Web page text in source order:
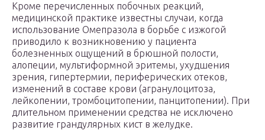
Кроме перечисленных побочных реакций,
медицинской практике известны случаи, когда
использование Омепразола в борьбе с изжогой
приводило к возникновению у пациента
болезненных ощущений в брюшной полости,
алопеции, мультиформной эритемы, ухудшения
зрения, гипертермии, периферических отеков,
изменений в составе крови (агранулоцитоза,
лейкопении, тромбоцитопении, панцитопении). При
длительном применении средства не исключено
развитие грандулярных кист в желудке.